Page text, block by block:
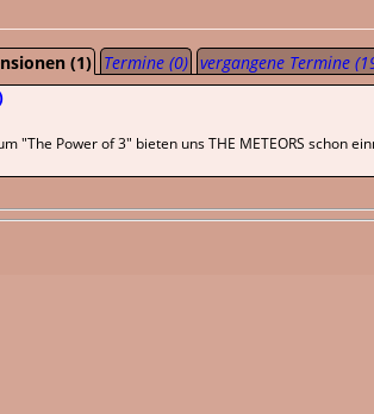
(1) Termine (0) vergangene Termine
"The Power of 3" bieten uns THE METEORS schon